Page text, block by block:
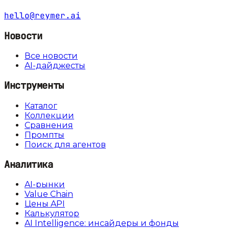
hello@reymer.ai
Новости
Все новости
AI-дайджесты
Инструменты
Каталог
Коллекции
Сравнения
Промпты
Поиск для агентов
Аналитика
AI-рынки
Value Chain
Цены API
Калькулятор
AI Intelligence: инсайдеры и фонды